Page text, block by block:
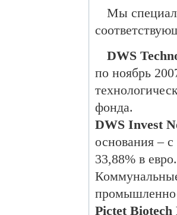
Мы
DWS
по ноябрь
фонда.
DWS Invest
основания – с
33,88% в
Pictet Biotech